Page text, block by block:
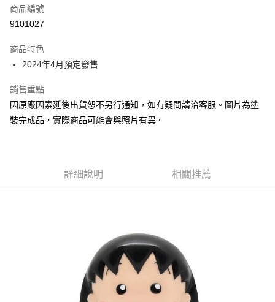
超商取貨付款
Google Pay
全盈+PAY
大哥付你分期
相關說明
流程，驗證手機門號後，選擇欲分期的期數、繳款截止日，確認付款後即完
1.分期款項不併入電信帳單，「大哥付你分期」於每月結算日後寄送繳費提
2.透過簡訊連結打開帳單後，可選擇「超商條碼／台灣大直營門市／銀行轉
帳／街口支付／iPASS MONEY」等通路繳費。
每筆NT$90，滿NT$3,000(含以上)免運費
預購-7-11取貨付款(舊)
每筆NT$90，滿NT$3,000(含以上)免運費
商品編號
9101027
商品特色
2024年4月預定發售
銷售重點
因原廠因素延後出貨恕不另行通知，如有疑問請洽客服。圖片為塗
裝完成品，實際商品可能會與照片有異。
詳細說明 相關推薦